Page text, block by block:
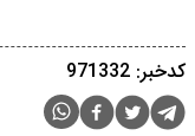
کدخبر: 971332